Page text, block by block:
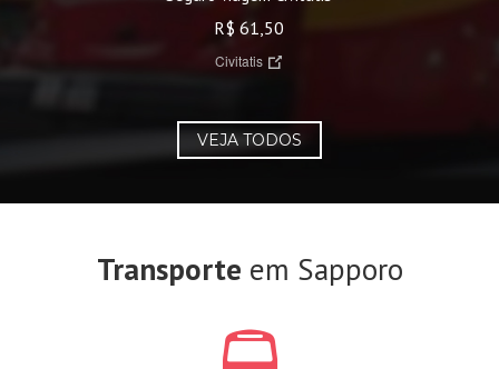
R$ 61,50
Civitatis
VEJA TODOS
Transporte em Sapporo